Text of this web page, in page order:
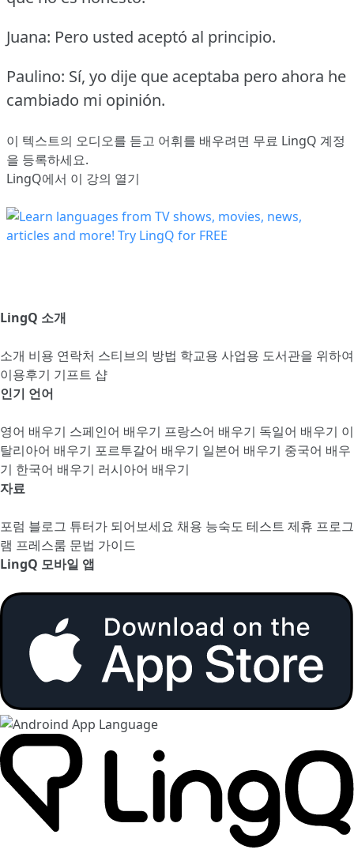
Juana: Pero usted aceptó al principio.
Paulino: Sí, yo dije que aceptaba pero ahora he
cambiado mi opinión.
이 텍스트의 오디오를 듣고 어휘를 배우려면 무료 LingQ 계정
을 등록하세요.
LingQ에서 이 강의 열기
LingQ 소개
소개 비용 연락처 스티브의 방법 학교용 사업용 도서관을 위하여
이용후기 기프트 샵
인기 언어
영어 배우기 스페인어 배우기 프랑스어 배우기 독일어 배우기 이
탈리아어 배우기 포르투갈어 배우기 일본어 배우기 중국어 배우
기 한국어 배우기 러시아어 배우기
자료
포럼 블로그 튜터가 되어보세요 채용 능숙도 테스트 제휴 프로그
램 프레스룸 문법 가이드
LingQ 모바일 앱